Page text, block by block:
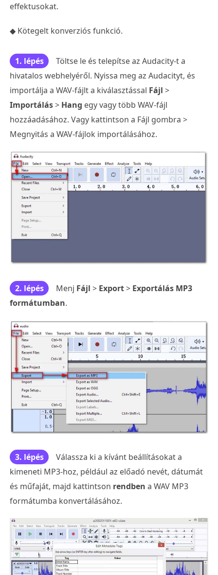
effektusokat.
◆ Kötegelt konverziós funkció.
1. lépés
Töltse le és telepítse az Audacity-t a
hivatalos webhelyéről. Nyissa meg az Audacityt, és
importálja a WAV-fájlt a kiválasztással Fájl >
Importálás> Hang egy vagy több WAV-fájl
hozzáadásához. Vagy kattintson a Fájl gombra >
Megnyitás a WAV-fájlok importálásához.
2. lépés Menj Fájl > Export> Exportálás MP3
formátumban.
3. lépés
Válassza ki a kívánt beállításokat a
kimeneti MP3-hoz, például az előadó nevét, dátumát
és műfaját, majd kattintson rendben a WAV MP3
formátumba konvertálásához.